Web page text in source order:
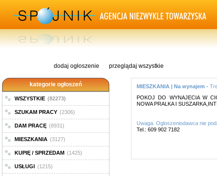
dodaj ogłoszenie przeglądaj wszystkie
kategorie ogłoszeń
WSZYSTKIE (82273)
SZUKAM PRACY (2306)
DAM PRACĘ (8931)
MIESZKANIA (3127)
KUPIĘ / SPRZEDAM (1425)
USŁUGI (1215)
MIESZKANIA | Na wynajem -
POKOJ DO WYNAJECIA W
NOWA PRALKA I
Uwaga. Ogloszeniodawca nie
Tel.: 609 902 7182